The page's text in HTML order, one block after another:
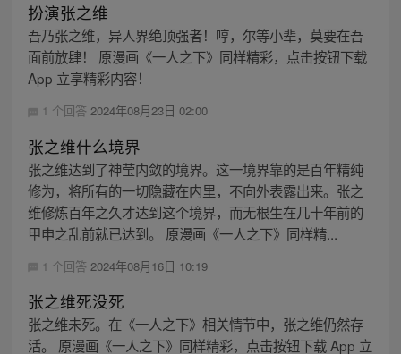
扮演张之维
吾乃张之维，异人界绝顶强者！哼，尔等小辈，莫要在吾
面前放肆！ 原漫画《一人之下》同样精彩，点击按钮下载
App 立享精彩内容！
1 个回答 2024年08月23日 02:00
张之维什么境界
张之维达到了神莹内敛的境界。这一境界靠的是百年精纯
修为，将所有的一切隐藏在内里，不向外表露出来。张之
维修炼百年之久才达到这个境界，而无根生在几十年前的
甲申之乱前就已达到。 原漫画《一人之下》同样精...
1 个回答 2024年08月16日 10:19
张之维死没死
张之维未死。在《一人之下》相关情节中，张之维仍然存
活。 原漫画《一人之下》同样精彩，点击按钮下载 App 立